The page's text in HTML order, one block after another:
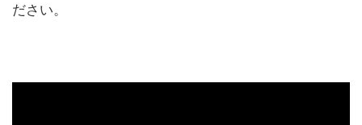
ださい。